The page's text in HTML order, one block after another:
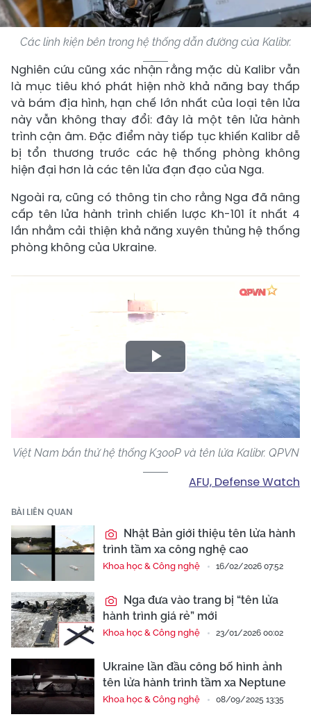
Các linh kiện bên trong hệ thống dẫn đường của Kalibr.
Nghiên cứu cũng xác nhận rằng mặc dù Kalibr vẫn
là mục tiêu khó phát hiện nhờ khả năng bay thấp
và bám địa hình, hạn chế lớn nhất của loại tên lửa
này vẫn không thay đổi: đây là một tên lửa hành
trình cận âm. Đặc điểm này tiếp tục khiến Kalibr dễ
bị tổn thương trước các hệ thống phòng không
hiện đại hơn là các tên lửa đạn đạo của Nga.
Ngoài ra, cũng có thông tin cho rằng Nga đã nâng
cấp tên lửa hành trình chiến lược Kh-101 ít nhất 4
lần nhằm cải thiện khả năng xuyên thủng hệ thống
phòng không của Ukraine.
Play
Video
Việt Nam bắn thử hệ thống K300P và tên lửa Kalibr. QPVN
AFU, Defense Watch
BÀI LIÊN QUAN
Nhật Bản giới thiệu tên lửa hành
trình tầm xa công nghệ cao
Khoa học & Công nghệ 16/02/2026 07:52
Nga đưa vào trang bị “tên lửa
hành trình giá rẻ” mới
Khoa học & Công nghệ 23/01/2026 00:02
Ukraine lần đầu công bố hình ảnh
tên lửa hành trình tầm xa Neptune
Khoa học & Công nghệ 08/09/2025 13:35